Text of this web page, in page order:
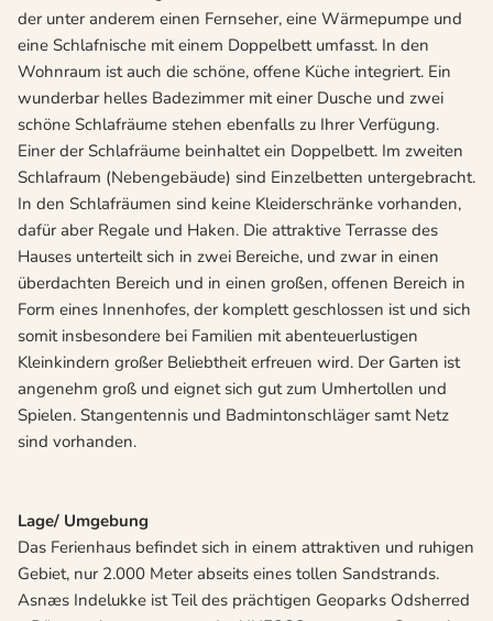
der unter anderem einen Fernseher, eine Wärmepumpe und
eine Schlafnische mit einem Doppelbett umfasst. In den
Wohnraum ist auch die schöne, offene Küche integriert. Ein
wunderbar helles Badezimmer mit einer Dusche und zwei
schöne Schlafräume stehen ebenfalls zu Ihrer Verfügung.
Einer der Schlafräume beinhaltet ein Doppelbett. Im zweiten
Schlafraum (Nebengebäude) sind Einzelbetten untergebracht.
In den Schlafräumen sind keine Kleiderschränke vorhanden,
dafür aber Regale und Haken. Die attraktive Terrasse des
Hauses unterteilt sich in zwei Bereiche, und zwar in einen
überdachten Bereich und in einen großen, offenen Bereich in
Form eines Innenhofes, der komplett geschlossen ist und sich
somit insbesondere bei Familien mit abenteuerlustigen
Kleinkindern großer Beliebtheit erfreuen wird. Der Garten ist
angenehm groß und eignet sich gut zum Umhertollen und
Spielen. Stangentennis und Badmintonschläger samt Netz
sind vorhanden.
Lage/ Umgebung
Das Ferienhaus befindet sich in einem attraktiven und ruhigen
Gebiet, nur 2.000 Meter abseits eines tollen Sandstrands.
Asnæs Indelukke ist Teil des prächtigen Geoparks Odsherred